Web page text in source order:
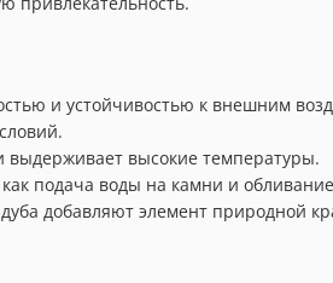
и устойчивостью к внешним
высокие температуры.
подача воды на камни и
добавляют элемент природной